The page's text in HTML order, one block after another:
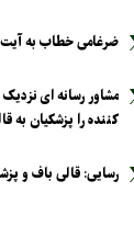
ضرغامی خطاب به آیت
مشاور رسانه ای
کننده را پزشکیان به
رسایی: قالی باف و